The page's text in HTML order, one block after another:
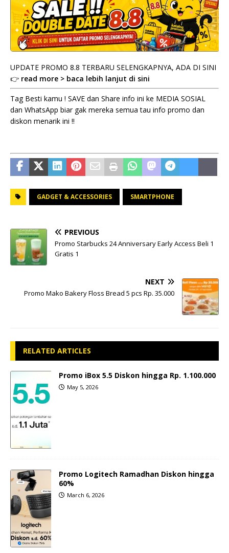
UPDATE PROMO 8.8 TERBARU SELENGKAPNYA, ADA DI SINI
👉 read more > baca lebih lanjut di sini
Tag Besti kamu ! SAVE dan Share info ini ke MEDIA SOSIAL
dan WhatsApp biar gak mereka semua tau info promo dan
diskon menarik ini !!
GADGET & ACCESSORIES SMARTPHONE
PREVIOUS
Promo Starbucks 24 Anniversary Early Access Beli 1
Gratis 1
NEXT
Promo Mako Bakery Floss Bread 5 pcs Rp. 35.000
RELATED ARTICLES
Promo iBox 5.5 Diskon hingga Rp. 1.100.000
May 5, 2026
Promo Logitech Ramadhan Diskon hingga
60%
March 6, 2026